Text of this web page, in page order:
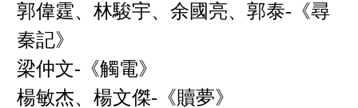
郭偉霆、林駿宇、余國亮、郭泰-《尋
秦記》
梁仲文-《觸電》
楊敏杰、楊文傑-《贖夢》